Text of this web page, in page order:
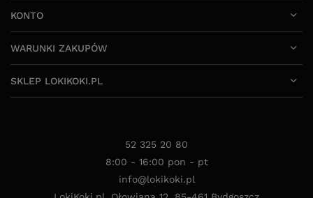
KONTO
WARUNKI ZAKUPÓW
SKLEP LOKIKOKI.PL
52 325 20 80
8:00 - 16:00 pon - pt
info@lokikoki.pl